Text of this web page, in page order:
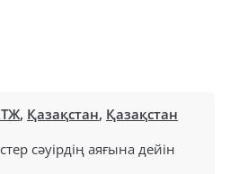
, Қазақстан, Қазақстан
сәуірдің аяғына дейін